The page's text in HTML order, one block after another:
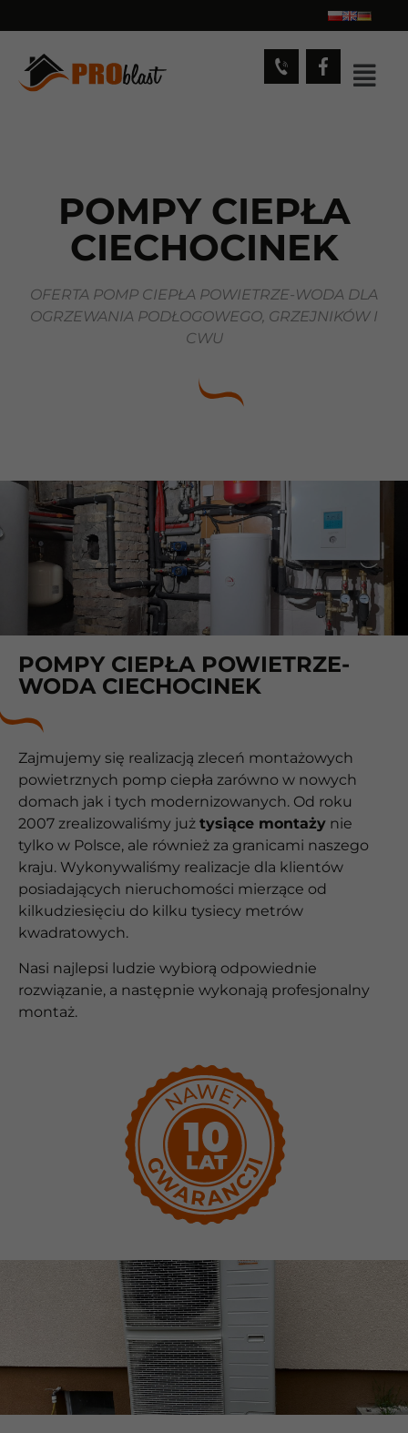
POMPY CIEPŁA
CIECHOCINEK
OFERTA POMP CIEPŁA POWIETRZE-WODA DLA
OGRZEWANIA PODŁOGOWEGO, GRZEJNIKÓW I
CWU
POMPY CIEPŁA POWIETRZE-
WODA CIECHOCINEK
Zajmujemy się realizacją zleceń montażowych
powietrznych pomp ciepła zarówno w nowych
domach jak i tych modernizowanych. Od roku
2007 zrealizowaliśmy już tysiące montaży nie
tylko w Polsce, ale również za granicami naszego
kraju. Wykonywaliśmy realizacje dla klientów
posiadających nieruchomości mierzące od
kilkudziesięciu do kilku tysiecy metrów
kwadratowych.
Nasi najlepsi ludzie wybiorą odpowiednie
rozwiązanie, a następnie wykonają profesjonalny
montaż.